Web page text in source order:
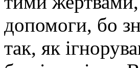
допомоги, бо
так, як